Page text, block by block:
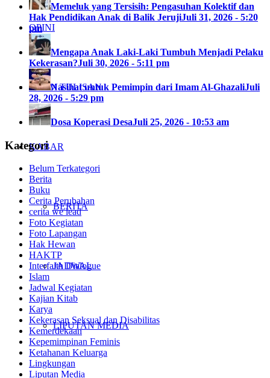
OPINI
KIRIM TULISAN
KABAR
BERITA
JADWAL
LIPUTAN MEDIA
Memeluk yang Tersisih: Pengasuhan Kolektif dan
Hak Pendidikan Anak di Balik JerujiJuli 31, 2026 - 5:20
pm
Mengapa Anak Laki-Laki Tumbuh Menjadi Pelaku
Kekerasan?Juli 30, 2026 - 5:11 pm
Nasihat untuk Pemimpin dari Imam Al-GhazaliJuli
28, 2026 - 5:29 pm
Dosa Koperasi DesaJuli 25, 2026 - 10:53 am
Kategori
Belum Terkategori
Berita
Buku
Cerita Perubahan
cerita we lead
Foto Kegiatan
Foto Lapangan
Hak Hewan
HAKTP
Interfaith Dialogue
Islam
Jadwal Kegiatan
Kajian Kitab
Karya
Kekerasan Seksual dan Disabilitas
Kemerdekaan
Kepemimpinan Feminis
Ketahanan Keluarga
Lingkungan
Liputan Media